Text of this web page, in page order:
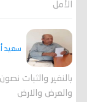
الأمل
سعيد
بالنفير والثبات
والعرض والارض